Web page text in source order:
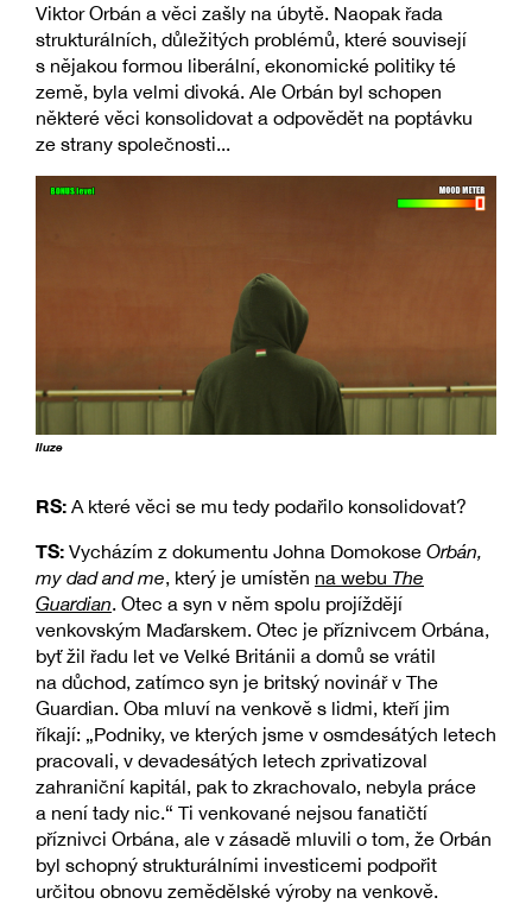
Viktor Orbán a věci zašly na úbytě. Naopak řada
strukturálních, důležitých problémů, které souvisejí
s nějakou formou liberální, ekonomické politiky té
země, byla velmi divoká. Ale Orbán byl schopen
některé věci konsolidovat a odpovědět na poptávku
ze strany společnosti...
Iluze
RS: A které věci se mu tedy podařilo konsolidovat?
TS: Vycházím z dokumentu Johna Domokose Orbán,
my dad and me, který je umístěn na webu The
Guardian. Otec a syn v něm spolu projíždějí
venkovským Maďarskem. Otec je příznivcem Orbána,
byť žil řadu let ve Velké Británii a domů se vrátil
na důchod, zatímco syn je britský novinář v The
Guardian. Oba mluví na venkově s lidmi, kteří jim
říkají: „Podniky, ve kterých jsme v osmdesátých letech
pracovali, v devadesátých letech zprivatizoval
zahraniční kapitál, pak to zkrachovalo, nebyla práce
a není tady nic.“ Ti venkované nejsou fanatičtí
příznivci Orbána, ale v zásadě mluvili o tom, že Orbán
byl schopný strukturálními investicemi podpořit
určitou obnovu zemědělské výroby na venkově.